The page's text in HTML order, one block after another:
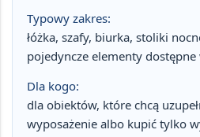
Typowy zakres:
łóżka, szafy, biurka, stoliki
pojedyncze elementy dostępne
Dla kogo:
dla obiektów, które chcą
wyposażenie albo kupić tylko